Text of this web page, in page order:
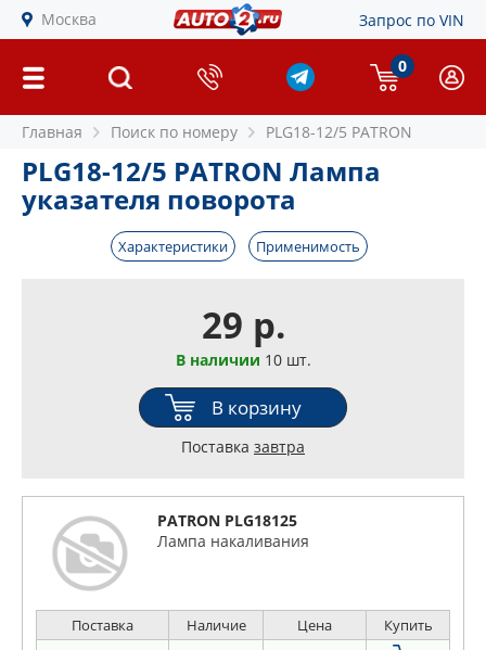
Москва Запрос по VIN
0
Главная Поиск по номеру PLG18-12/5 PATRON
PLG18-12/5 PATRON Лампа
указателя поворота
Характеристики Применимость
29 р.
В наличии 10 шт.
В корзину
Поставка завтра
PATRON PLG18125
Лампа накаливания
Поставка Наличие Цена Купить